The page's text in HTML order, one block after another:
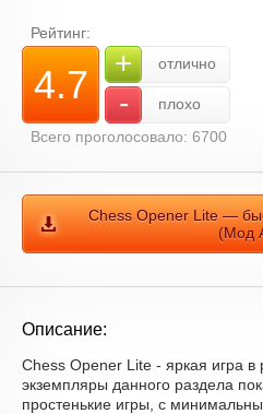
Рейтинг:
4.7 + отлично
-
плохо
Всего проголосовало: 6700
Chess Opener Lite —
(Мод
Описание:
Chess Opener Lite - яркая игра
экземпляры данного раздела
простенькие игры, с